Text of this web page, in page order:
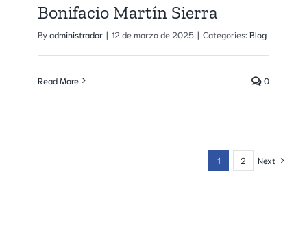
Bonifacio Martín Sierra
Byadministrador | 12 de marzo de 2025 | Categories: Blog
Read More 0
1 2 Next